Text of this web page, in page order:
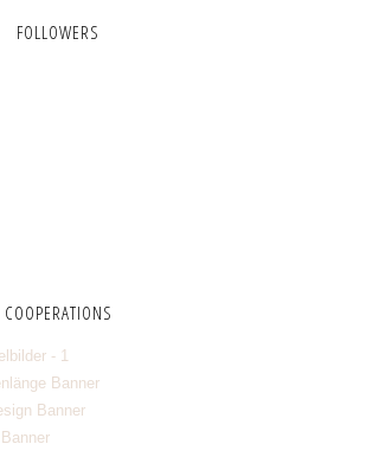
FOLLOWERS
COOPERATIONS